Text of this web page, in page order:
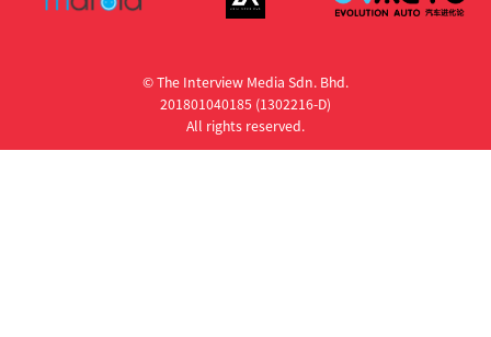
© The Interview Media Sdn. Bhd.
201801040185 (1302216­-D)
All rights reserved.